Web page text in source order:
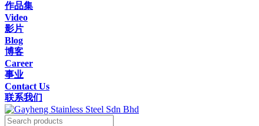
作品集
Video
影片
Blog
博客
Career
事业
Contact Us
联系我们